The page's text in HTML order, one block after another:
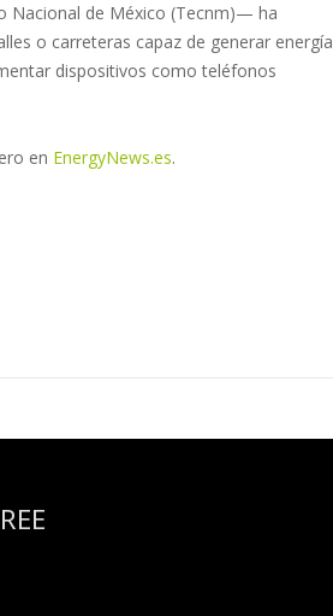
Nacional de México (Tecnm)— ha
o carreteras capaz de generar energía
dispositivos como teléfonos
en EnergyNews.es.